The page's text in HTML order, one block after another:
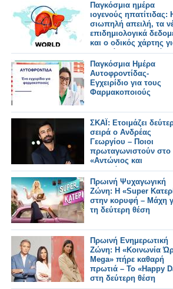
Παγκόσμια ημέρα
ιογενούς ηπατίτιδας:
σιωπηλή απειλή, τα
επιδημιολογικά
και ο οδικός χάρτης
την εξάλειψη της
Παγκόσμια Ημέρα
Αυτοφροντίδας-
Εγχειρίδιο για τους
Φαρμακοποιούς
ΣΚΑΪ: Ετοιμάζει
σειρά ο Ανδρέας
Γεωργίου – Ποιοι
πρωταγωνιστούν στο
«Αντώνιος και
Κλεοπάτρα»
Πρωινή Ψυχαγωγική
Ζώνη: Η «Super
στην κορυφή – Μάχη
τη δεύτερη θέση
Πρωινή Ενημερωτική
Ζώνη: Η «Κοινωνία
Mega» πήρε καθαρή
πρωτιά – Το «Happy
στη δεύτερη θέση